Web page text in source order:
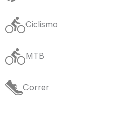
Ciclismo
MTB
Correr